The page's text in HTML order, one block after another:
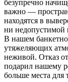
безупречно
важно —
находятся в
ни недопустимой
В нашем
утяжеляющих
неживой. Отказ
подарил нашему
больше места для